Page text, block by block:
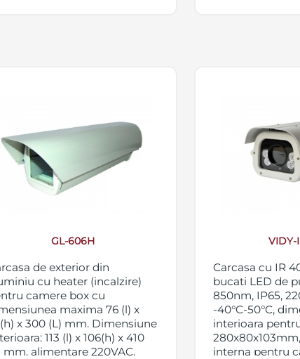
GL-606H
de exterior din
cu heater (incalzire)
camere box cu
maxima 76 (l) x
x 300 (L) mm. Dimensiune
113 (l) x 106(h) x 410
mm, alimentare 220VAC,
VIDY-
Carcasa cu IR
bucati LED de
850nm, IP65,
-40°C-50°C,
interioara
interna pentru